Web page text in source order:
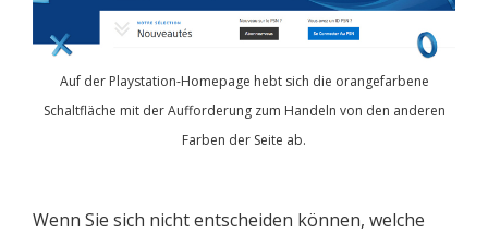
Auf der Playstation-Homepage hebt sich die orangefarbene
Schaltfläche mit der Aufforderung zum Handeln von den anderen
Farben der Seite ab.
Wenn Sie sich nicht entscheiden können, welche